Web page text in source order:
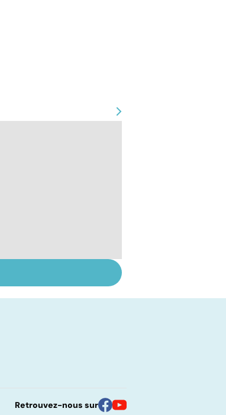
l'ovulation : de la
Retrouvez-nous sur